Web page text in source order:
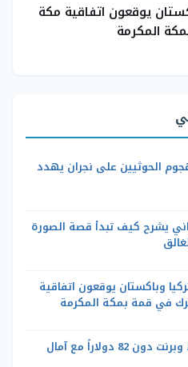
يوقعون اتفاقية مكة
المكرمة
الحوثيين على نجران يهدد
يشرح كيف تبدأ قصة الصورة
وباكستان يوقعون اتفاقية
في قمة بمكة المكرمة
أسعار النفط تهبط وبرنت دون 82 دولاراً مع آمال